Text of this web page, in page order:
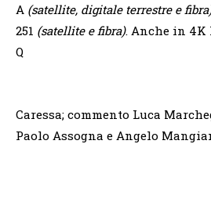
A (satellite, digitale terrestre e
251 (satellite e fibra). Anche in 4K
Q
Caressa; commento Luca
Paolo Assogna e Angelo